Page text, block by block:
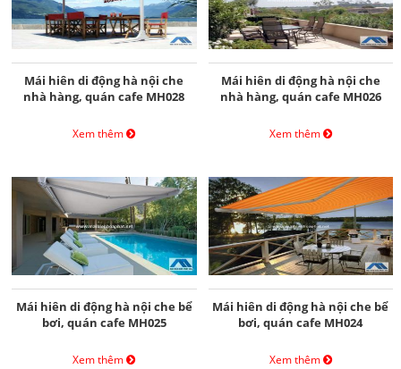
Mái hiên di động hà nội che
nhà hàng, quán cafe MH028
Xem thêm
Mái hiên di động hà nội che
nhà hàng, quán cafe MH026
Xem thêm
Mái hiên di động hà nội che bể
bơi, quán cafe MH025
Xem thêm
Mái hiên di động hà nội che bể
bơi, quán cafe MH024
Xem thêm